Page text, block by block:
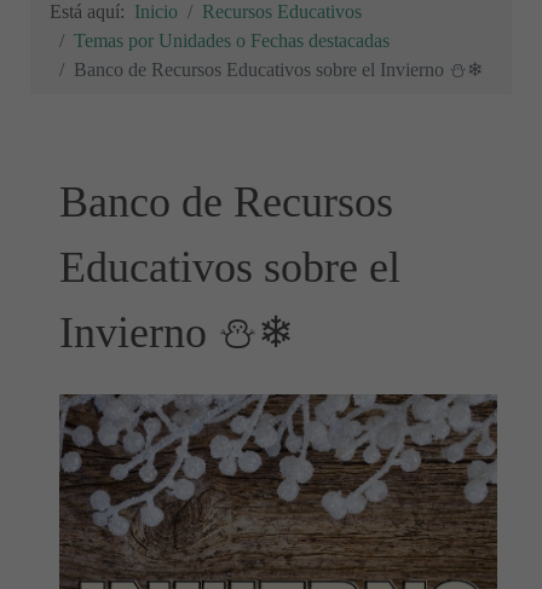
Está aquí: Inicio
Recursos Educativos
Temas por Unidades o Fechas destacadas
Banco de Recursos Educativos sobre el Invierno ⛄❄
Banco de Recursos
Educativos sobre el
Invierno ⛄❄